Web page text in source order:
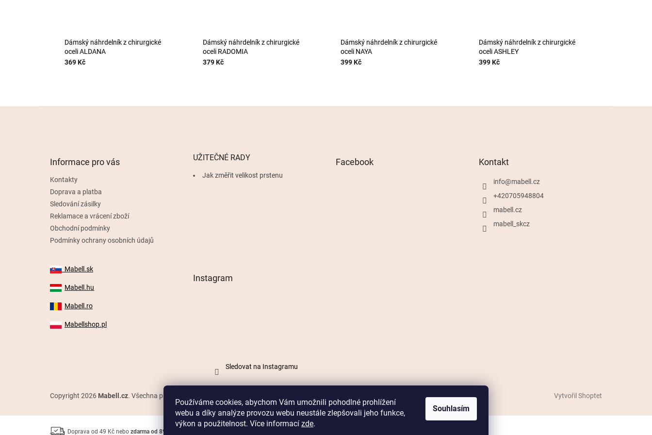
Používáme cookies, abychom Vám umožnili pohodlné prohlížení
webu a díky analýze provozu webu neustále zlepšovali jeho funkce,
výkon a použitelnost. Více informací zde.
Souhlasím
Dámský náhrdelník z chirurgické
oceli ALDANA
369 Kč
Dámský náhrdelník z chirurgické
oceli RADOMIA
379 Kč
Dámský náhrdelník z chirurgické
oceli NAYA
399 Kč
Dámský náhrdelník z chirurgické
oceli ASHLEY
399 Kč
Informace pro vás
Kontakty
Doprava a platba
Sledování zásilky
Reklamace a vrácení zboží
Obchodní podmínky
Podmínky ochrany osobních údajů
UŽITEČNÉ RADY
Jak změřit velikost prstenu
Facebook Kontakt
info@mabell.cz
+420705948804
mabell.cz
mabell_skcz
Mabell.sk
Mabell.hu
Mabell.ro
Mabellshop.pl
Instagram
Sledovat na Instagramu
Vytvořil Shoptet
Copyright 2026 Mabell.cz. Všechna práva vyhrazena.
Doprava od 49 Kč nebo zdarma od 899 Kč